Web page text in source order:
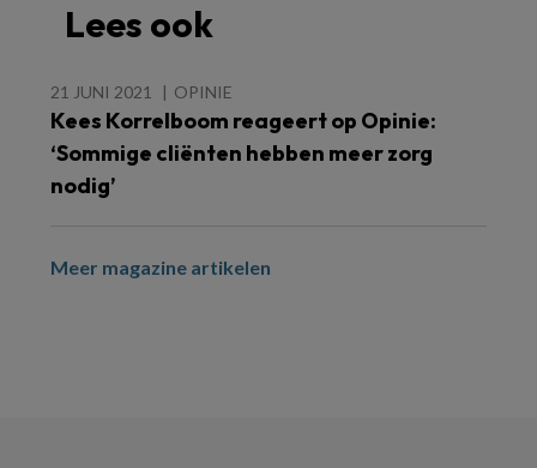
Lees ook
21 JUNI 2021 OPINIE
Kees Korrelboom reageert op Opinie:
‘Sommige cliënten hebben meer zorg
nodig’
Meer magazine artikelen